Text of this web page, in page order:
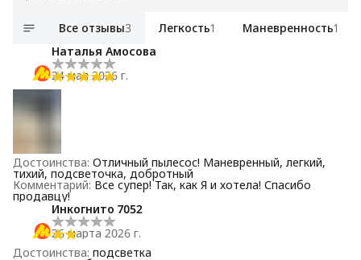
Все отзывы3 Легкость1 Маневренность1
Наталья Амосова
24 мая 2026 г.
Достоинства: Отличный пылесос! Маневренный, легкий,
тихий, подсветочка, добротный
Комментарий: Все супер! Так, как Я и хотела! Спасибо
продавцу!
Инкогнито 7052
26 марта 2026 г.
Достоинства: подсветка